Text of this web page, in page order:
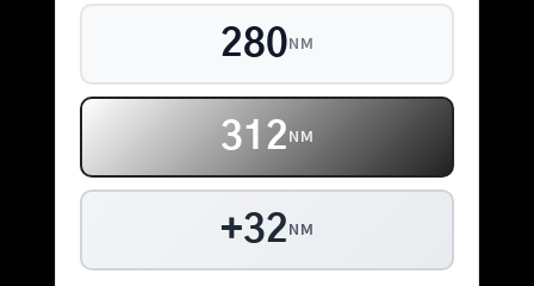
280 NM
312 NM
+32 NM